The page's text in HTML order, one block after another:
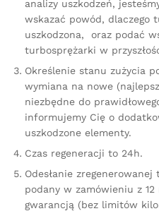
analizy uszkodzeń,
wskazać powód, dlaczego
uszkodzona, oraz podać
turbosprężarki w
Określenie stanu zużycia
wymiana na nowe
niezbędne do
informujemy Cię o
uszkodzone elementy.
Czas regeneracji to 24h.
Odesłanie
podany w zamówieniu z
gwarancją (bez limitów